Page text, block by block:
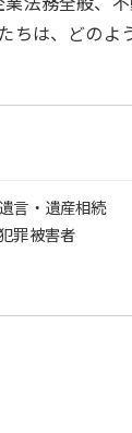
ちは、どのよ
遺言・遺産相続
罪被害者